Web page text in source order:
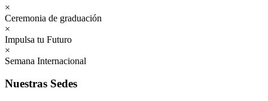
×
Ceremonia de graduación
×
Impulsa tu Futuro
×
Semana Internacional
Nuestras Sedes